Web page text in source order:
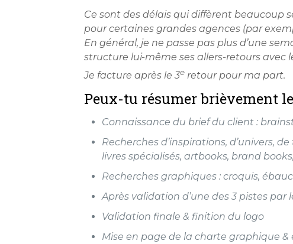
Ce sont des délais qui diffèrent beaucoup
pour certaines grandes agences (par
En général, je ne passe pas plus d’une
structure lui-même ses allers-retours avec
Je facture après le 3eretour pour ma part.
Peux-tu résumer brièvement
Connaissance du brief du client :
Recherches d’inspirations, d’univers,
livres spécialisés, artbooks, brand
Recherches graphiques : croquis,
Après validation d’une des 3 pistes
Validation finale & finition du logo
Mise en page de la charte graphique